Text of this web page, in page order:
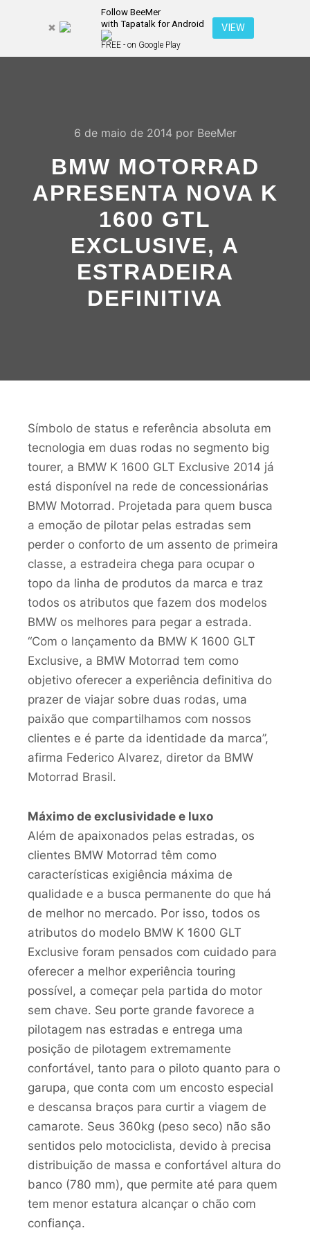
Follow BeeMer
with Tapatalk for Android
FREE - on Google Play
VIEW
6 de maio de 2014por BeeMer
BMW MOTORRAD
APRESENTA NOVA K
1600 GTL
EXCLUSIVE, A
ESTRADEIRA
DEFINITIVA
Símbolo de status e referência absoluta em
tecnologia em duas rodas no segmento big
tourer, a BMW K 1600 GLT Exclusive 2014 já
está disponível na rede de concessionárias
BMW Motorrad. Projetada para quem busca
a emoção de pilotar pelas estradas sem
perder o conforto de um assento de primeira
classe, a estradeira chega para ocupar o
topo da linha de produtos da marca e traz
todos os atributos que fazem dos modelos
BMW os melhores para pegar a estrada.
“Com o lançamento da BMW K 1600 GLT
Exclusive, a BMW Motorrad tem como
objetivo oferecer a experiência definitiva do
prazer de viajar sobre duas rodas, uma
paixão que compartilhamos com nossos
clientes e é parte da identidade da marca”,
afirma Federico Alvarez, diretor da BMW
Motorrad Brasil.
Máximo de exclusividade e luxo
Além de apaixonados pelas estradas, os
clientes BMW Motorrad têm como
características exigiência máxima de
qualidade e a busca permanente do que há
de melhor no mercado. Por isso, todos os
atributos do modelo BMW K 1600 GLT
Exclusive foram pensados com cuidado para
oferecer a melhor experiência touring
possível, a começar pela partida do motor
sem chave. Seu porte grande favorece a
pilotagem nas estradas e entrega uma
posição de pilotagem extremamente
confortável, tanto para o piloto quanto para o
garupa, que conta com um encosto especial
e descansa braços para curtir a viagem de
camarote. Seus 360kg (peso seco) não são
sentidos pelo motociclista, devido à precisa
distribuição de massa e confortável altura do
banco (780 mm), que permite até para quem
tem menor estatura alcançar o chão com
confiança.